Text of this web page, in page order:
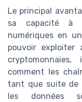
Le principal
sa capacité à
numériques en
pouvoir exploiter
comment les
tant que suite de
les données